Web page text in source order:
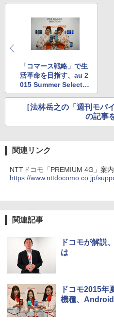
「コマース戦略」で生
活革命を目指す、au 2
015 Summer Selectio
n
［法林岳之の「週刊モバ
の記事
関連リンク
NTTドコモ「PREMIUM 4G」案
https://www.nttdocomo.co.jp/
関連記事
ドコモが解説
は
ドコモ2015年
機種、